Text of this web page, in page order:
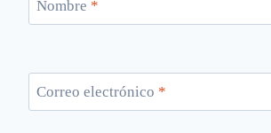
Nombre *
Correo electrónico *